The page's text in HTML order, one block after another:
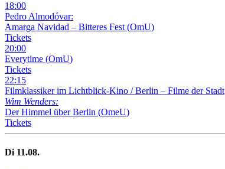
18:00
Pedro Almodóvar:
Amarga Navidad – Bitteres Fest (OmU)
Tickets
20:00
Everytime (OmU)
Tickets
22:15
Filmklassiker im Lichtblick-Kino /Berlin – Filme der Stadt
Wim Wenders:
Der Himmel über Berlin (OmeU)
Tickets
Di 11.08.